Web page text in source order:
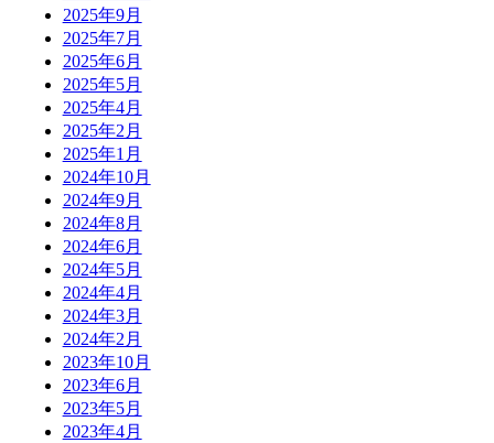
2025年9月
2025年7月
2025年6月
2025年5月
2025年4月
2025年2月
2025年1月
2024年10月
2024年9月
2024年8月
2024年6月
2024年5月
2024年4月
2024年3月
2024年2月
2023年10月
2023年6月
2023年5月
2023年4月